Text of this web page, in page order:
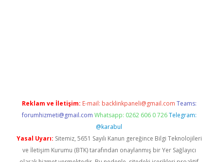
Reklam ve İletişim: E-mail: backlinkpaneli@gmail.com Teams:
forumhizmeti@gmail.com Whatsapp: 0262 606 0 726 Telegram:
@karabul
Yasal Uyarı: Sitemiz, 5651 Sayılı Kanun gereğince Bilgi Teknolojileri
ve İletişim Kurumu (BTK) tarafından onaylanmış bir Yer Sağlayıcı